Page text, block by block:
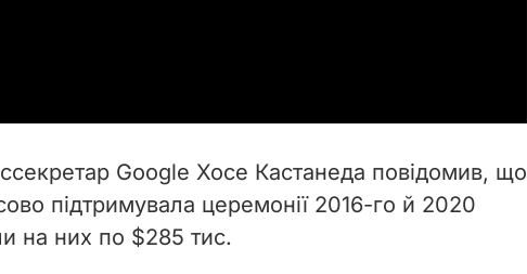
i
d
Google Хосе Кастанеда повідомив, що
підтримувала церемонії 2016-го й 2020
на них по $285 тис.